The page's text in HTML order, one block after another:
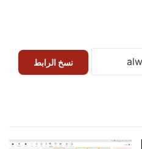
نسخ الرابط